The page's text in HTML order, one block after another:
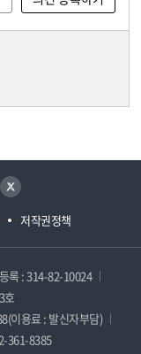
저작권정책
트위터
록 : 314-82-10024
호
이용료 : 발신자부담)
361-8385